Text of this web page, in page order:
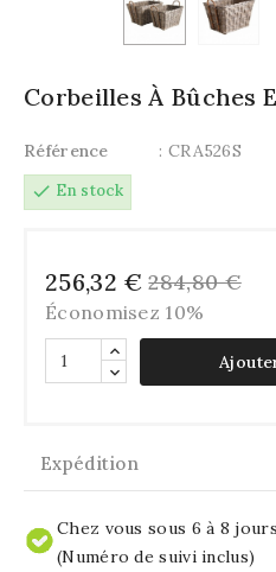
Corbeilles À Bûches
Référence
: CRA526S
check En stock
256,32 € 284,80 €
Économisez 10%
Expédition
Chez vous sous 6 à 8
(Numéro de suivi inclus)